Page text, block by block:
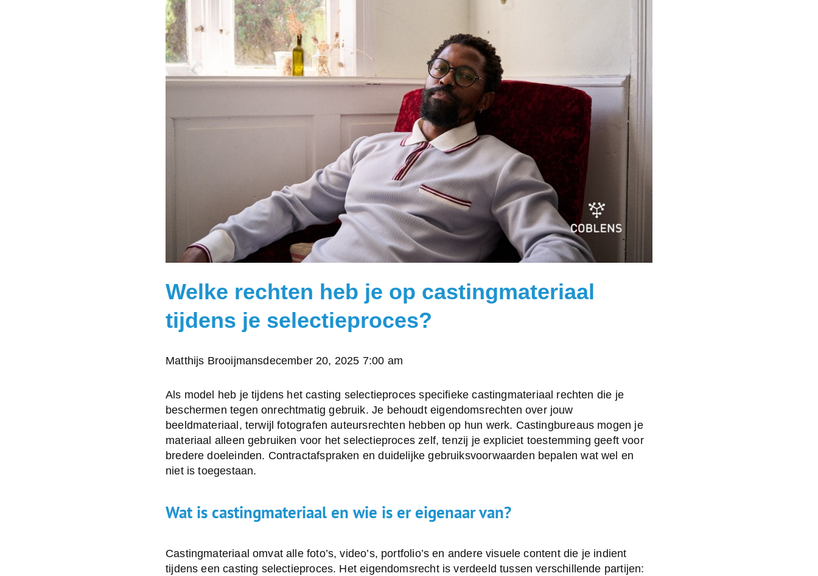
Welke rechten heb je op castingmateriaal
tijdens je selectieproces?
Posted
Matthijs Brooijmansdecember 20, 2025 7:00 am
Als model heb je tijdens het casting selectieproces specifiekecastingmateriaal rechten die je
beschermen tegen onrechtmatig gebruik. Je behoudt eigendomsrechten over jouw
beeldmateriaal, terwijl fotografen auteursrechten hebben op hun werk. Castingbureaus mogen je
materiaal alleen gebruiken voor het selectieproces zelf, tenzij je expliciet toestemming geeft voor
bredere doeleinden. Contractafspraken en duidelijke gebruiksvoorwaarden bepalen wat wel en
niet is toegestaan.
Wat is castingmateriaal en wie is er eigenaar van?
Castingmateriaal omvat alle foto’s, video’s, portfolio’s en andere visuele content die je indient
tijdens een casting selectieproces. Het eigendomsrecht is verdeeld tussen verschillende partijen: